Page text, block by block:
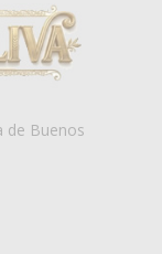
de Buenos